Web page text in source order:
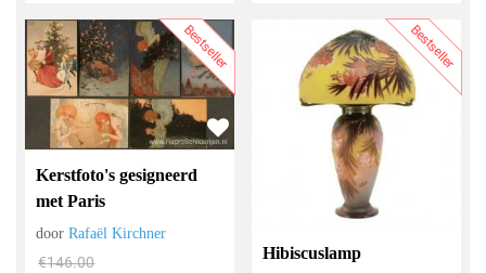
Bestseller
Kerstfoto's gesigneerd
met Paris
doorRafaël Kirchner
€146.00
Bestseller
Hibiscuslamp